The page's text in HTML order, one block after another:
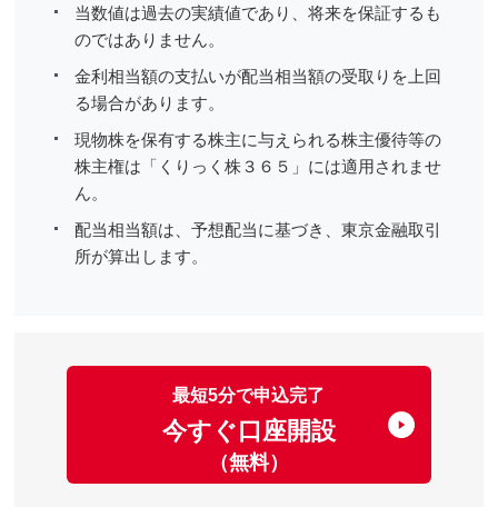
当数値は過去の実績値であり、将来を保証するも
のではありません。
金利相当額の支払いが配当相当額の受取りを上回
る場合があります。
現物株を保有する株主に与えられる株主優待等の
株主権は「くりっく株３６５」には適用されませ
ん。
配当相当額は、予想配当に基づき、東京金融取引
所が算出します。
最短5分で申込完了
今すぐ口座開設
（無料）